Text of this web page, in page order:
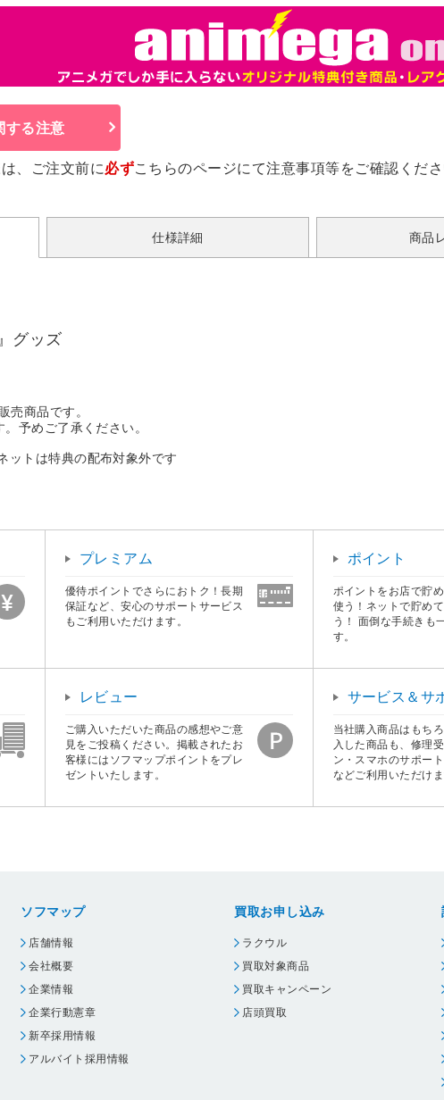
する注意
、ご注文前に必ずこちらのページにて注意事項等をご確認くださ
仕様詳細 商品
グッズ
売商品です。
予めご了承ください。
ットは特典の配布対象外です
プレミアム
優待ポイントでさらにおトク！長期
保証など、安心のサポートサービス
もご利用いただけます。
ポイント
ポイントをお店で貯
使う！ネットで貯め
う！ 面倒な手続きも
す。
レビュー
ご購入いただいた商品の感想やご意
見をご投稿ください。掲載されたお
客様にはソフマップポイントをプレ
ゼントいたします。
サービス＆サ
当社購入商品はもち
入した商品も、修理
ン・スマホのサポー
などご利用いただけま
ソフマップ
店舗情報
会社概要
企業情報
企業行動憲章
新卒採用情報
アルバイト採用情報
買取お申し込み
ラクウル
買取対象商品
買取キャンペーン
店頭買取